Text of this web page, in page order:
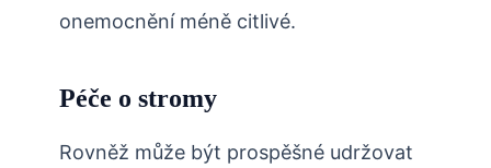
onemocnění méně citlivé.
Péče o stromy
Rovněž může být prospěšné udržovat